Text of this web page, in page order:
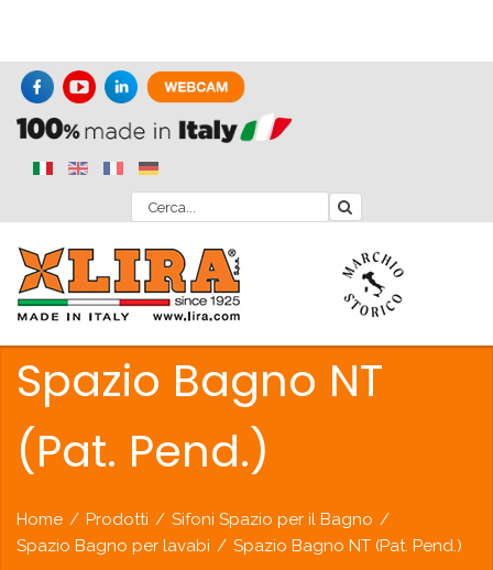
Spazio Bagno NT
(Pat. Pend.)
Home / Prodotti / Sifoni Spazio per il Bagno /
Spazio Bagno per lavabi / Spazio Bagno NT (Pat. Pend.)